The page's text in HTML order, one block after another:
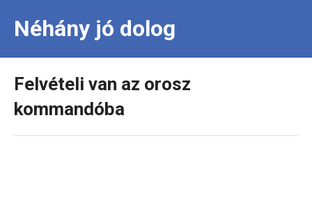
Néhány jó dolog
Felvételi van az orosz
kommandóba